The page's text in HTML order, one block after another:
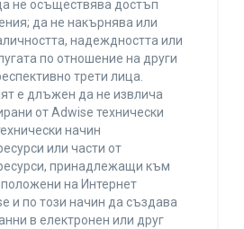
не осъществява достъп
да не накърнява или
надеждността или
по отношение на други
трети лица.
е длъжен да не извлича
от Adwise технически
начин
или части от
принадлежащи към
на Интернет
и по този начин да създава
в електронен или друг